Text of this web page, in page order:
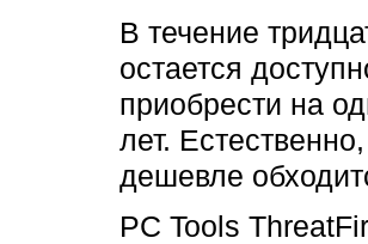
В течение
остается
приобрести на
лет.
дешевле
PC Tools